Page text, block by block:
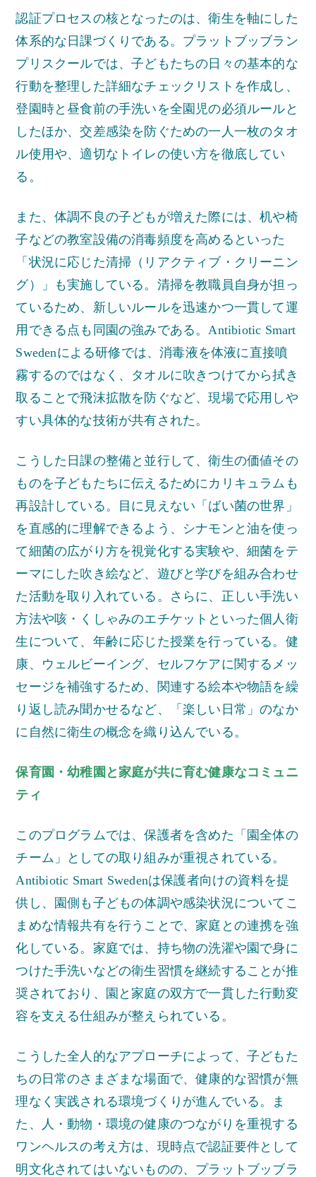
認証プロセスの核となったのは、衛生を軸にした
体系的な日課づくりである。プラットブッブラン
プリスクールでは、子どもたちの日々の基本的な
行動を整理した詳細なチェックリストを作成し、
登園時と昼食前の手洗いを全園児の必須ルールと
したほか、交差感染を防ぐための一人一枚のタオ
ル使用や、適切なトイレの使い方を徹底してい
る。
また、体調不良の子どもが増えた際には、机や椅
子などの教室設備の消毒頻度を高めるといった
「状況に応じた清掃（リアクティブ・クリーニン
グ）」も実施している。清掃を教職員自身が担っ
ているため、新しいルールを迅速かつ一貫して運
用できる点も同園の強みである。Antibiotic Smart
Swedenによる研修では、消毒液を体液に直接噴
霧するのではなく、タオルに吹きつけてから拭き
取ることで飛沫拡散を防ぐなど、現場で応用しや
すい具体的な技術が共有された。
こうした日課の整備と並行して、衛生の価値その
ものを子どもたちに伝えるためにカリキュラムも
再設計している。目に見えない「ばい菌の世界」
を直感的に理解できるよう、シナモンと油を使っ
て細菌の広がり方を視覚化する実験や、細菌をテ
ーマにした吹き絵など、遊びと学びを組み合わせ
た活動を取り入れている。さらに、正しい手洗い
方法や咳・くしゃみのエチケットといった個人衛
生について、年齢に応じた授業を行っている。健
康、ウェルビーイング、セルフケアに関するメッ
セージを補強するため、関連する絵本や物語を繰
り返し読み聞かせるなど、「楽しい日常」のなか
に自然に衛生の概念を織り込んでいる。
保育園・幼稚園と家庭が共に育む健康なコミュニ
ティ
このプログラムでは、保護者を含めた「園全体の
チーム」としての取り組みが重視されている。
Antibiotic Smart Swedenは保護者向けの資料を提
供し、園側も子どもの体調や感染状況についてこ
まめな情報共有を行うことで、家庭との連携を強
化している。家庭では、持ち物の洗濯や園で身に
つけた手洗いなどの衛生習慣を継続することが推
奨されており、園と家庭の双方で一貫した行動変
容を支える仕組みが整えられている。
こうした全人的なアプローチによって、子どもた
ちの日常のさまざまな場面で、健康的な習慣が無
理なく実践される環境づくりが進んでいる。ま
た、人・動物・環境の健康のつながりを重視する
ワンヘルスの考え方は、現時点で認証要件として
明文化されてはいないものの、プラットブッブラ